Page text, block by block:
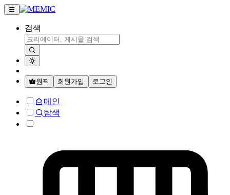
검색
원픽 회원가입 로그인
메인
탐색